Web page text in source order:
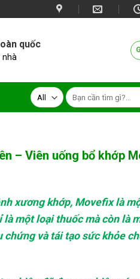
quốc
nhà
– Viên uống bổ khớp
₫.
xương khớp, Movefix là
một loại thuốc mà còn là
và tái tạo sức khỏe